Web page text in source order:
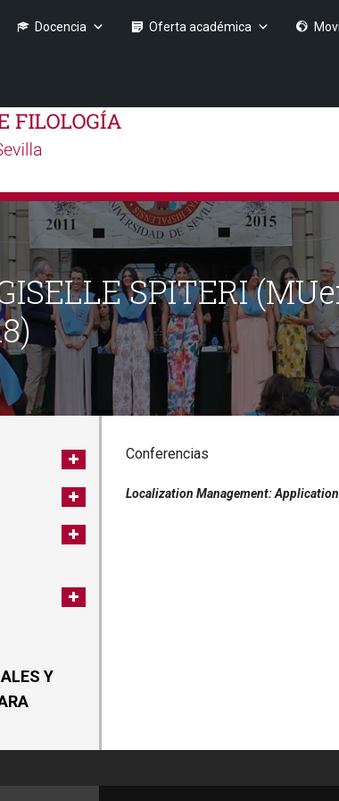
Docencia Oferta académica
SPITERI
Y
Conferencias
Localization Management: